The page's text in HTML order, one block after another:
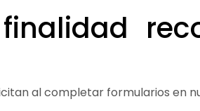
al completar formularios en